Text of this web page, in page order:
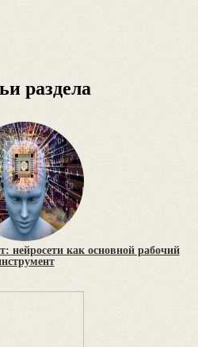
раздела
нейросети как основной рабочий